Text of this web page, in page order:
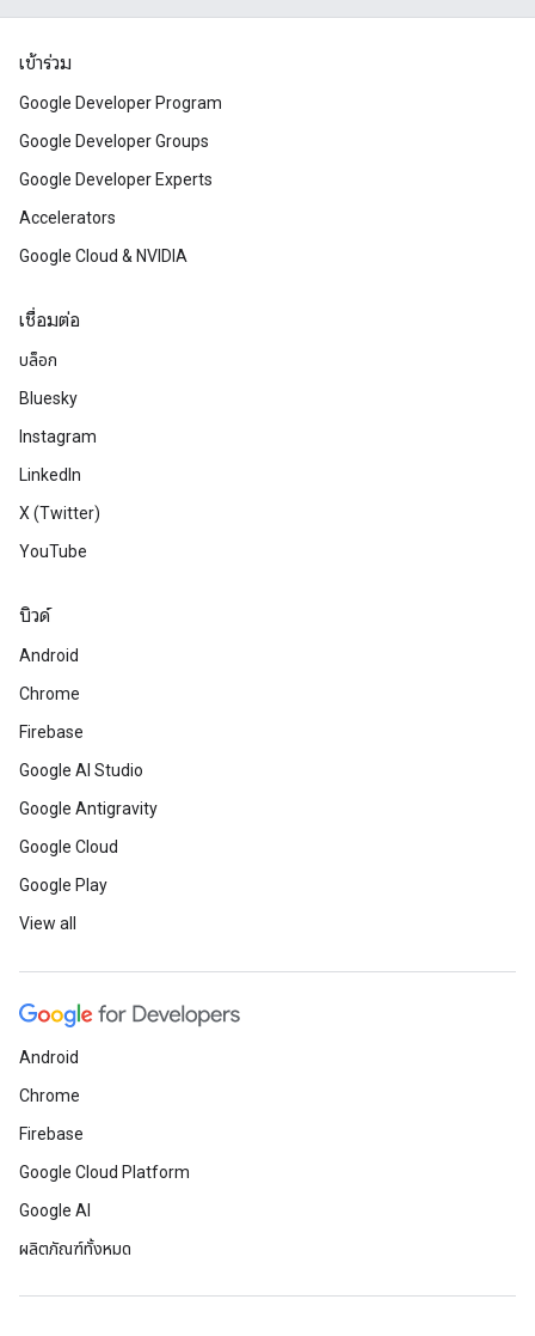
เข้าร่วม
Google Developer Program
Google Developer Groups
Google Developer Experts
Accelerators
Google Cloud & NVIDIA
เชื่อมต่อ
บล็อก
Bluesky
Instagram
LinkedIn
X (Twitter)
YouTube
บิวด์
Android
Chrome
Firebase
Google AI Studio
Google Antigravity
Google Cloud
Google Play
View all
Android
Chrome
Firebase
Google Cloud Platform
Google AI
ผลิตภัณฑ์ทั้งหมด